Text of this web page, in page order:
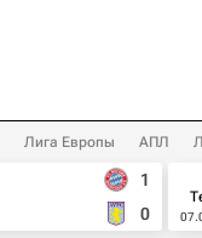
Лига Европы АПЛ
1
0